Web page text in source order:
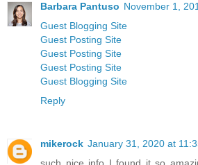
Barbara Pantuso November 1,
Guest Blogging Site
Guest Posting Site
Guest Posting Site
Guest Posting Site
Guest Blogging Site
Reply
mikerock January 31, 2020 at